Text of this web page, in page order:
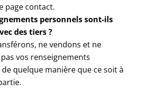
page contact.
personnels sont-ils
des tiers ?
ne vendons et ne
vos renseignements
quelque manière que ce soit à